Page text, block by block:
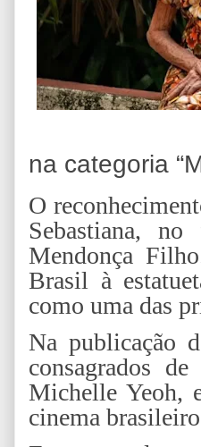
na categoria
O
Sebastiana,
Mendonça
Brasil à
como uma das
Na publicação
consagrados
Michelle Yeoh,
cinema